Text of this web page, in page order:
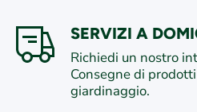
SERVIZI A
Richiedi un nostro
Consegne di
giardinaggio.